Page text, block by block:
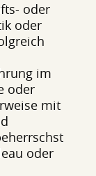
oder
oder
im
oder
mit
oder